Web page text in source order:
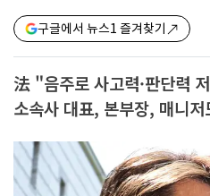
구글에서 뉴스1 즐겨찾기
法 "음주로 사고력·판단력
소속사 대표, 본부장, 매니